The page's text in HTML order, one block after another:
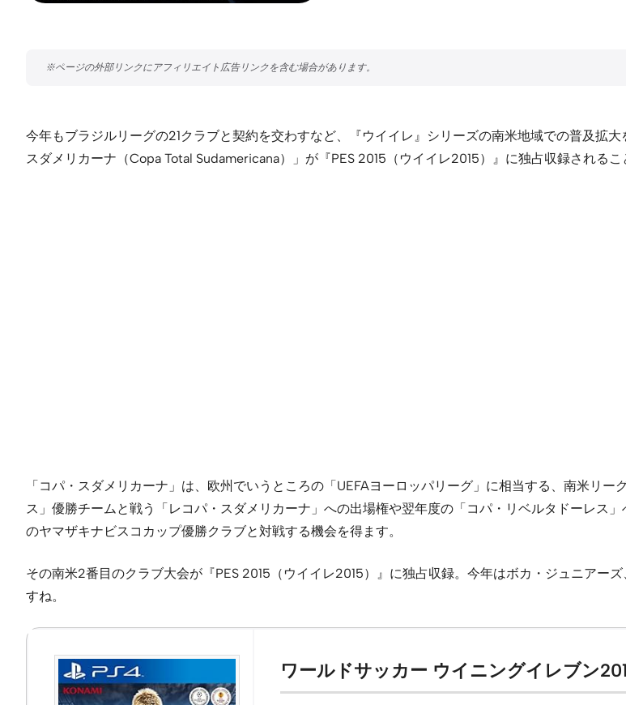
今年もブラジルリーグの21クラブと契約を交わすなど、『ウイイレ』シリーズの南米地域での普及拡
スダメリカーナ（Copa Total Sudamericana）」が『PES 2015（ウイイレ2015）』に独占収録されるこ
「コパ・スダメリカーナ」は、欧州でいうところの「UEFAヨーロッパリーグ」に相当する、南米リ
ス」優勝チームと戦う「レコパ・スダメリカーナ」への出場権や翌年度の「コパ・リベルタドーレス
のヤマザキナビスコカップ優勝クラブと対戦する機会を得ます。
その南米2番目のクラブ大会が『PES 2015（ウイイレ2015）』に独占収録。今年はボカ・ジュニアー
すね。
ワールドサッカー ウイニングイレブン